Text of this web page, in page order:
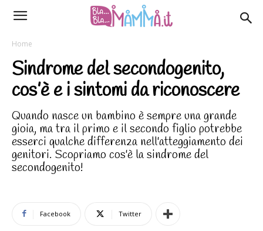
Home
Sindrome del secondogenito,
cos’è e i sintomi da riconoscere
Quando nasce un bambino è sempre una grande
gioia, ma tra il primo e il secondo figlio potrebbe
esserci qualche differenza nell'atteggiamento dei
genitori. Scopriamo cos'è la sindrome del
secondogenito!
Facebook Twitter